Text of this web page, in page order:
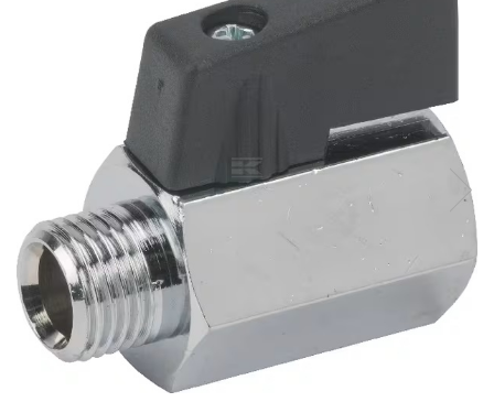
Sanatatea ugerului
Cresterea mieilor
Echipament grajd
Furaje ovine
Hranire
Ingrijire in general
Ingrijirea copitelor